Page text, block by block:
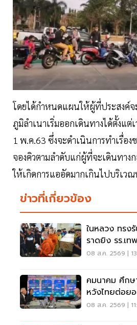
โดยได้กำหนดแผนให้ผู้ที่ประสงค์จ
ภูมิลำเนาเริ่มออกเดินทางได้ตั้งแต่
1 พ.ค.63 ซึ่งจะดำเนินการทำเรื่อง
จองคิวตามลำดับแก่ผู้ที่จะเดินทาง
ให้เกิดการแออัดมากเกินไปบริเว
ข่าวที่เกี่ยวข้อง
ในหลวง ทรง
ราดยิง รร.เท
ราชานุเคราะห์
08 ส.ค. 2569 |
คมนาคม ศึกษ
หวังไทยต่อย
ไทม์ แก้รถติด
08 ส.ค. 2569 |